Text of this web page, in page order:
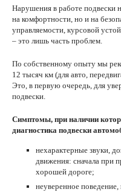
Нарушения в работе подвески
на комфортности, но и на
управляемости, курсовой
– это лишь часть проблем.
По собственному опыту мы
12 тысяч км (для авто,
Это, в первую очередь, для
подвески.
Симптомы, при наличии
диагностика подвески
нехарактерные звуки,
движения: сначала при
хорошей дороге;
неуверенное